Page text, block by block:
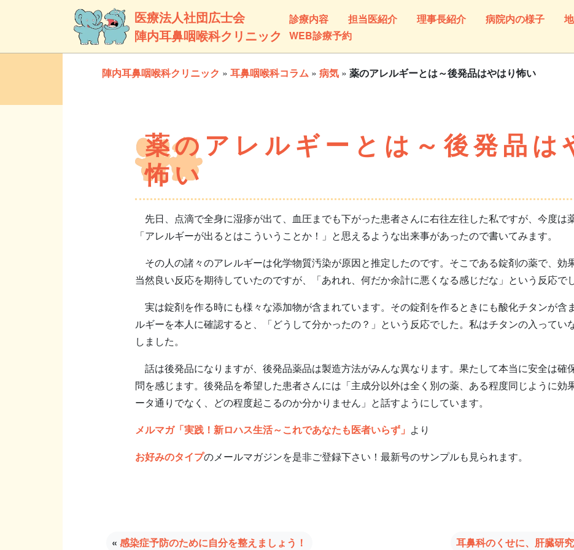
医療法人社団広士会
陣内耳鼻咽喉科クリニック
診療内容 担当医紹介 理事長紹介 病院内の様子
WEB診療予約
陣内耳鼻咽喉科クリニック » 耳鼻咽喉科コラム » 病気 » 薬のアレルギーとは～後発品はやはり怖い
薬のアレルギーとは～後発品は
怖い
先日、点滴で全身に湿疹が出て、血圧までも下がった患者さんに右往左往した私ですが、今度は
「アレルギーが出るとはこういうことか！」と思えるような出来事があったので書いてみます。
その人の諸々のアレルギーは化学物質汚染が原因と推定したのです。そこである錠剤の薬で、効
当然良い反応を期待していたのですが、「あれれ、何だか余計に悪くなる感じだな」という反応でし
実は錠剤を作る時にも様々な添加物が含まれています。その錠剤を作るときにも酸化チタンが含
ルギーを本人に確認すると、「どうして分かったの？」という反応でした。私はチタンの入ってい
しました。
話は後発品になりますが、後発品薬品は製造方法がみんな異なります。果たして本当に安全は確
問を感じます。後発品を希望した患者さんには「主成分以外は全く別の薬、ある程度同じように効
ータ通りでなく、どの程度起こるのか分かりません」と話すようにしています。
メルマガ「実践！新ロハス生活～これであなたも医者いらず」 より
お好みのタイプのメールマガジンを是非ご登録下さい！最新号のサンプルも見られます。
«感染症予防のために自分を整えましょう！ 耳鼻科のくせに、肝臓研